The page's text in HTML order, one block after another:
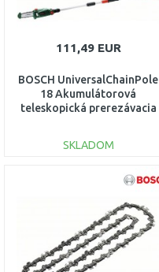
111,49 EUR
BOSCH UniversalChainPole
18 Akumulátorová
teleskopická prerezávacia
SKLADOM
DO KOŠÍKA
Porovnať